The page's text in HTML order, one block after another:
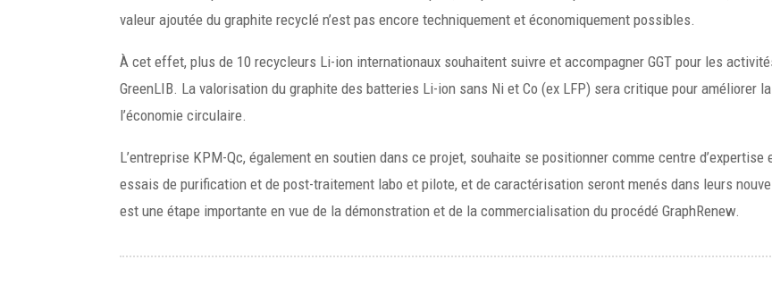
valeur ajoutée du graphite recyclé n’est pas encore techniquement et économiquement possibles.
À cet effet, plus de 10 recycleurs Li-ion internationaux souhaitent suivre et accompagner GGT pour les
GreenLIB. La valorisation du graphite des batteries Li-ion sans Ni et Co (ex LFP) sera critique pour améliorer
l’économie circulaire.
L’entreprise KPM-Qc, également en soutien dans ce projet, souhaite se positionner comme centre
essais de purification et de post-traitement labo et pilote, et de caractérisation seront menés dans leurs
est une étape importante en vue de la démonstration et de la commercialisation du procédé GraphRenew.